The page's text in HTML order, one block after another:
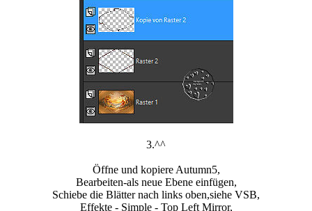
3.^^
Öffne und kopiere Autumn5,
Bearbeiten-als neue Ebene einfügen,
Schiebe die Blätter nach links oben,siehe VSB,
Effekte - Simple - Top Left Mirror,